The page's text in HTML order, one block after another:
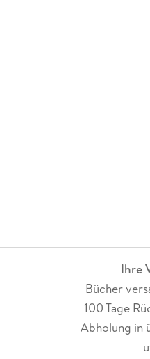
Ihre
Bücher
100 Tage
Abholung in